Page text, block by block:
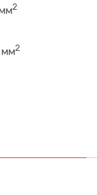
2
мм2